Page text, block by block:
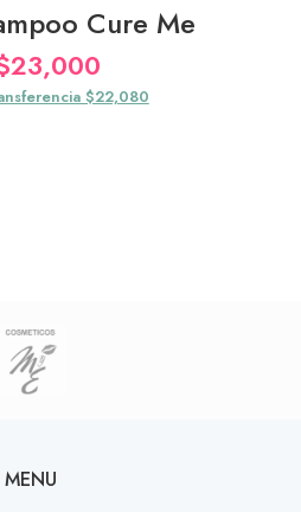
Cure Me
23,000
$22,080
MENU